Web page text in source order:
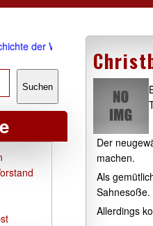
Der
machen.
Als
Sahnesoße.
Allerdings
der Wehr ist online.
Suchen